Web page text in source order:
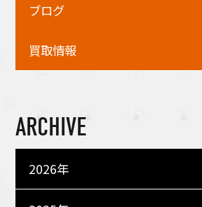
ブログ
買取情報
ARCHIVE
2026年